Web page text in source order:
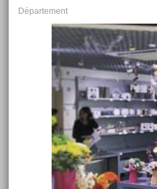
Département